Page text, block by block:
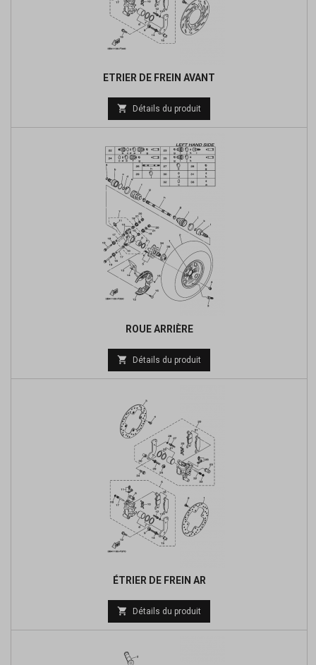
ETRIER DE FREIN AVANT
Prix
de
 Détails du produit
ROUE ARRIÈRE
 Détails du produit
ÉTRIER DE FREIN AR
Prix
de
 Détails du produit